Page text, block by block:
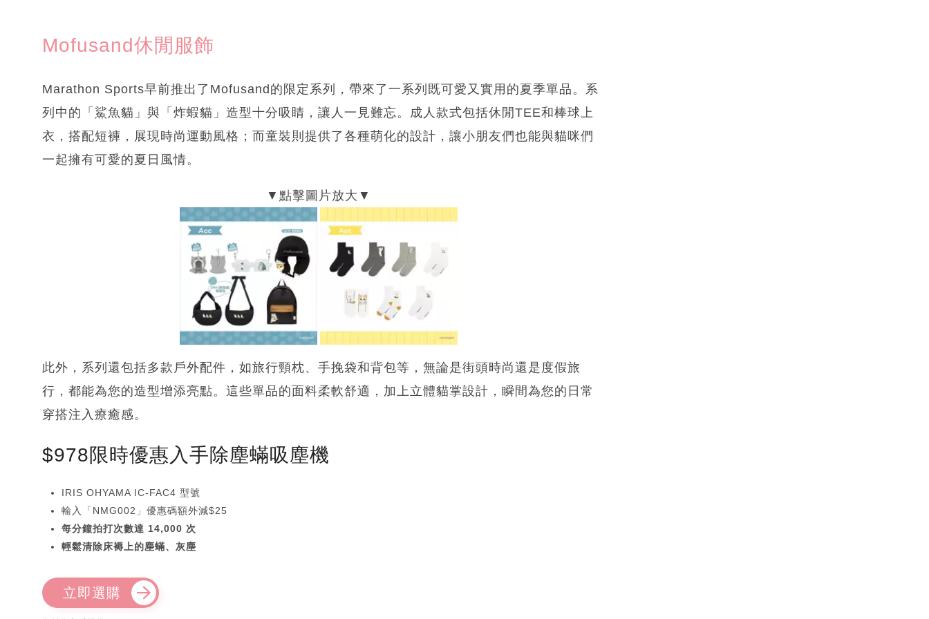
Mofusand休閒服飾
Marathon Sports早前推出了Mofusand的限定系列，帶來了一系列既可愛又實用的夏季單品。系
列中的「鯊魚貓」與「炸蝦貓」造型十分吸睛，讓人一見難忘。成人款式包括休閒TEE和棒球上
衣，搭配短褲，展現時尚運動風格；而童裝則提供了各種萌化的設計，讓小朋友們也能與貓咪們
一起擁有可愛的夏日風情。
此外，系列還包括多款戶外配件，如旅行頸枕、手挽袋和背包等，無論是街頭時尚還是度假旅
行，都能為您的造型增添亮點。這些單品的面料柔軟舒適，加上立體貓掌設計，瞬間為您的日常
穿搭注入療癒感。
$978限時優惠入手除塵蟎吸塵機
IRIS OHYAMA IC-FAC4 型號
輸入「NMG002」優惠碼額外減$25
每分鐘拍打次數達 14,000 次
輕鬆清除床褥上的塵蟎、灰塵
立即選購